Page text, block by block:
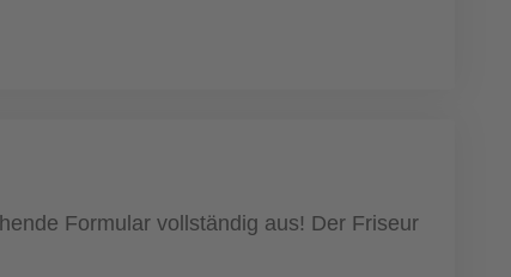
Formular vollständig aus! Der Friseur